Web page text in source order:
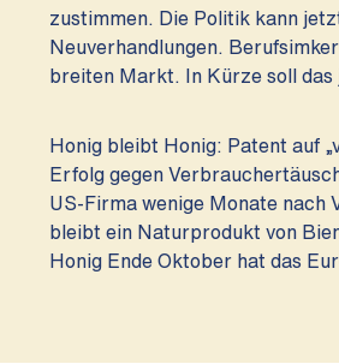
zustimmen. Die Politik kann
Neuverhandlungen.
breiten Markt. In Kürze soll
Honig bleibt Honig: Patent auf
Erfolg gegen
US-Firma wenige Monate nach
bleibt ein Naturprodukt von
Honig Ende Oktober hat das